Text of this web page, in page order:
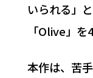
いられる」
「Olive」を
本作は、苦